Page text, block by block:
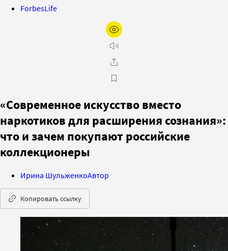
ForbesLife
«Современное искусство вместо
наркотиков для расширения сознания»:
что и зачем покупают российские
коллекционеры
Ирина ШульженкоАвтор
Копировать ссылку